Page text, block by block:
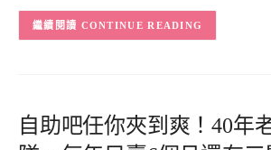
CONTINUE READING
自助吧任你夾到爽！40年